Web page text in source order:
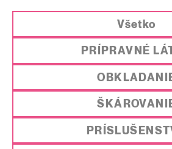
Všetko
PRÍPRAVNÉ